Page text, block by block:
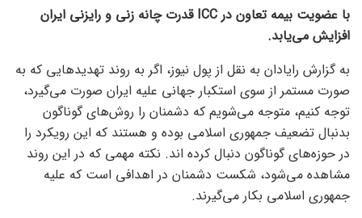
با عضویت بیمه تعاون در ICC قدرت چانه زنی و رایزنی ایران
افزایش می‌یابد.
به گزارش رایادان به نقل از پول نیوز، اگر به روند تهدید‌هایی که به
صورت مستمر از سوی استکبار جهانی علیه ایران صورت می‌گیرد،
توجه کنیم، متوجه می‌شویم که دشمنان را روش‌های گوناگون
بدنبال تضعیف جمهوری اسلامی بوده و هستند که این رویکرد را
در حوزه‌های گوناگون دنبال کرده اند. نکته مهمی که در این روند
مشاهده می‌شود، شکست دشمنان در اهدافی است که علیه
جمهوری اسلامی بکار می‌گیرند.